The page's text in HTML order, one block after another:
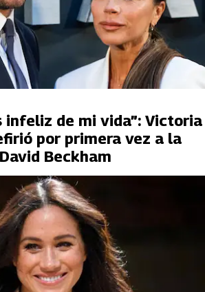
infeliz de mi vida”: Victoria
por primera vez a la
Beckham